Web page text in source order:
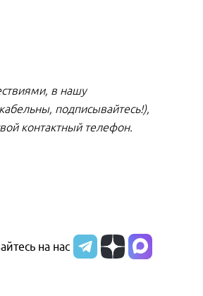
в нашу
подписывайтесь!),
контактный телефон.
на нас